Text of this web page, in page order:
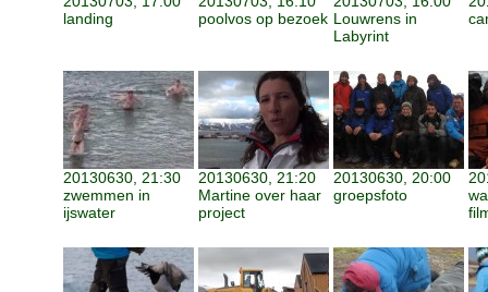
landing
poolvos op bezoek Louwrens in
Labyrint
20130630, 21:30
zwemmen in
ijswater
20130630, 21:20
Martine over haar
project
20130630, 20:00
groepsfoto